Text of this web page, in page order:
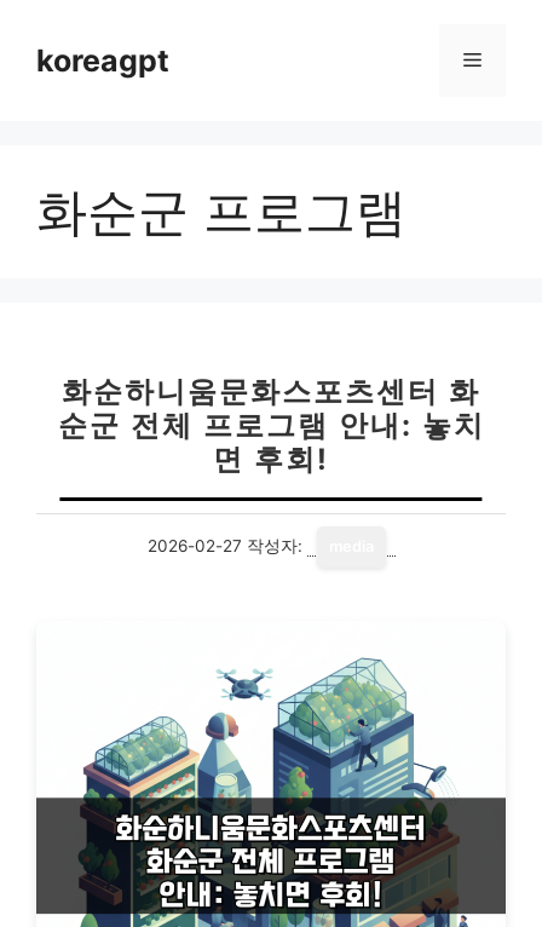
koreagpt 메
화순군 프로그램
화순하니움문화스포츠센터 화
순군 전체 프로그램 안내: 놓치
면 후회!
2026-02-27 작성자: